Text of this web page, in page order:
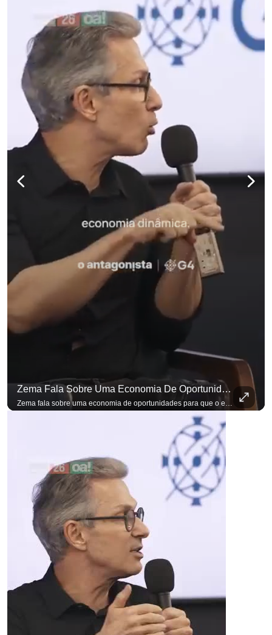
Zema Fala Sobre Uma Economia De Oportunidades Para O Empresário
Zema fala sobre uma economia de oportunidades para que o empresário brasileiro não precise sair do país para manter o crescimento do seu negócio. A primeira Sabatina Presidencial em que as perguntas não vieram de assessores, partidos ou jornalistas. Vieram de uma pesquisa com empresários brasileiros. Imposto, juro, custo de contratar. Cada candidato frente a frente com quem move a economia do país. Se você busca informação com credibilidade, inscreva-se agora e ative o
para não perder nenhuma atualização! Ouça O Antagonista nos principais